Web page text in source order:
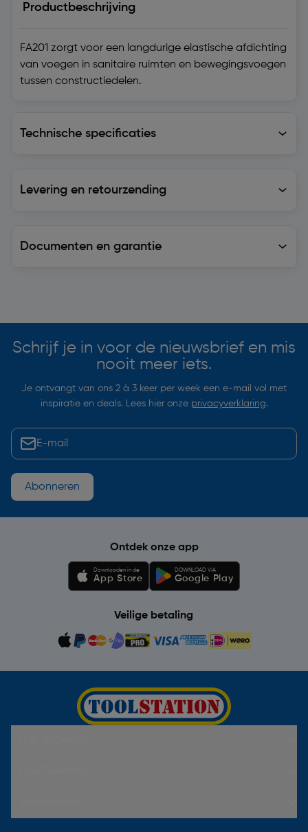
Productbeschrijving
FA201 zorgt voor een langdurige elastische afdichting
van voegen in sanitaire ruimten en bewegingsvoegen
tussen constructiedelen.
Technische specificaties
Levering en retourzending
Documenten en garantie
Schrijf je in voor de nieuwsbrief en mis
nooit meer iets.
Je ontvangt van ons 2 à 3 keer per week een e-mail vol met
inspiratie en deals. Lees hier onze privacyverklaring.
Abonneren
Ontdek onze app
Downloaden in de
App Store
DOWNLOAD VIA
Google Play
Veilige betaling